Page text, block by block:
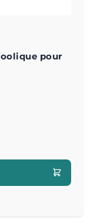
pour
le produit